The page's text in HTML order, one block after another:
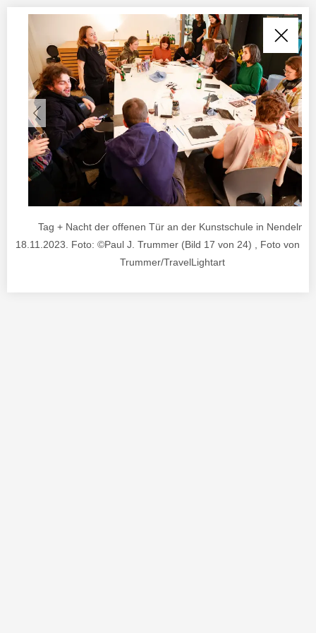
Tag + Nacht der offenen Tür an der Kunstschule in Nendeln.
18.11.2023. Foto: ©Paul J. Trummer (Bild 17 von 24) , Foto von
Trummer/TravelLightart